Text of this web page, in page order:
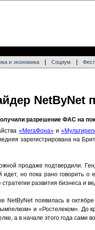
и экономика Социум
NetByNet
разрешение ФАС на
«МегаФона»и
зарегистрирована на
продаже подтвердили.
идет, но пока рано говорить
развития бизнеса и
появилась в
и «Ростелеком». До
а в начале этого года сами